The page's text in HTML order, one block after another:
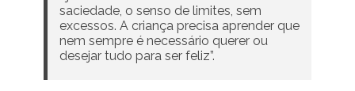
saciedade, o senso de limites, sem
excessos. A criança precisa aprender que
nem sempre é necessário querer ou
desejar tudo para ser feliz”.